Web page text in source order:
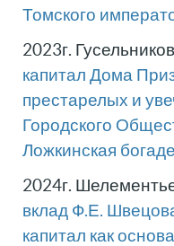
Томского
2023г.
капитал Дома
престарелых и
Городского
Ложкинская
2024г.
вклад Ф.Е.
капитал как